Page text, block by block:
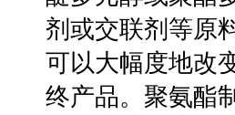
剂或交联剂等原
可以大幅度地改
终产品。聚氨酯